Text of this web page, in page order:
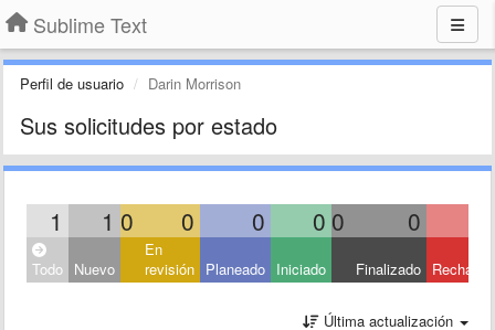
Sublime Text
Perfil de usuario Darin Morrison
Sus solicitudes por estado
1 1 0 0 0 0 0 0
Todo Nuevo
En
revisión Planeado Iniciado Finalizado
Última actualización